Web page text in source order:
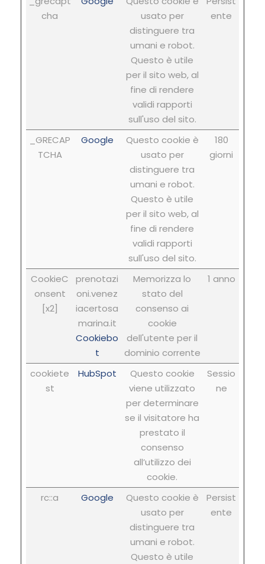
cha
usato per
distinguere tra
umani e robot.
Questo è utile
per il sito web, al
fine di rendere
validi rapporti
sull'uso del sito.
ente
_GRECAP
TCHA
Google
Questo cookie è
usato per
distinguere tra
umani e robot.
Questo è utile
per il sito web, al
fine di rendere
validi rapporti
sull'uso del sito.
180
giorni
CookieC
onsent
[x2]
prenotazi
oni.venez
iacertosa
marina.it
Cookiebo
t
Memorizza lo
stato del
consenso ai
cookie
dell'utente per il
dominio corrente
1 anno
cookiete
st
HubSpot
Questo cookie
viene utilizzato
per determinare
se il visitatore ha
prestato il
consenso
all’utilizzo dei
cookie.
Sessio
ne
rc::a Google
Questo cookie è
usato per
distinguere tra
umani e robot.
Questo è utile
Persist
ente